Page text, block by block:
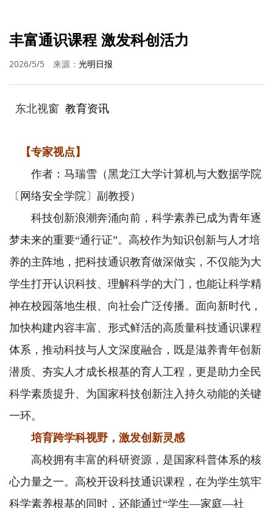
丰富通识课程 激发科创活力
2026/5/5 来源： 光明日报
东北视窗 教育资讯
【专家视点】
作者：马瑞雪（黑龙江大学计算机与大数据学院
〔网络安全学院〕副教授）
科技创新浪潮奔涌向前，科学素养已成为青年逐
梦未来的重要“通行证”。高校作为知识创新与人才培
养的主阵地，把科技通识教育做深做实，不仅能为大
学生打开认识科技、理解科学的大门，也能让科学精
神在校园落地生根、向社会广泛传播。面向新时代，
加快构建内容丰富、形式鲜活的高质量科技通识课程
体系，推动科技与人文深度融合，既是滋养青年创新
潜质、夯实人才成长根基的育人工程，更是助力全民
科学素质提升、为国家科技创新注入持久动能的关键
一环。
培育跨学科视野，激发创新灵感
高校拥有丰富的科研资源，是国家科普体系的核
心力量之一。高校开设科技通识课程，在为学生筑牢
科学素养根基的同时，还能通过“学生—家庭—社